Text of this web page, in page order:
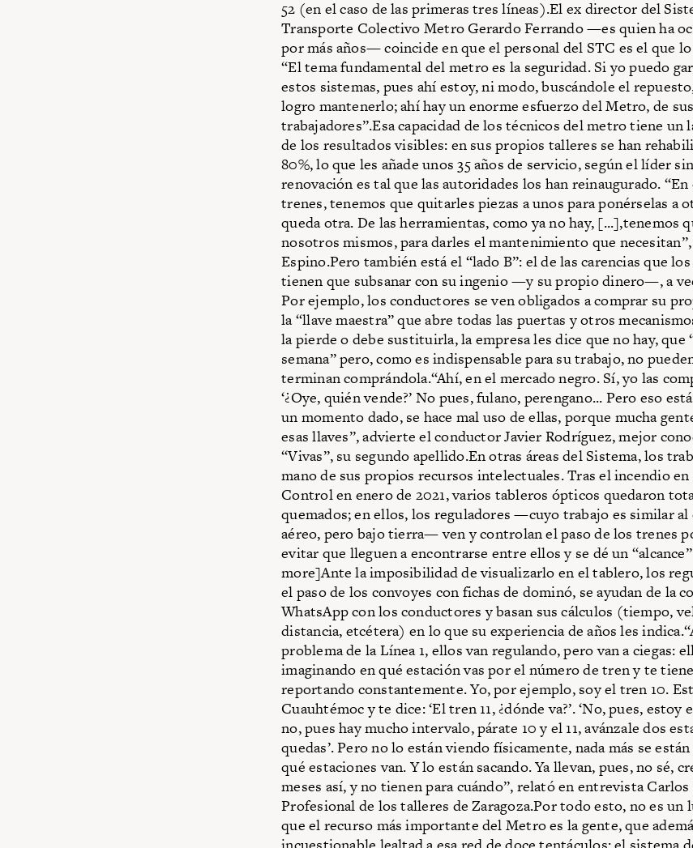
52 (en el caso de las primeras tres líneas).El ex director del
Transporte Colectivo Metro Gerardo Ferrando —es quien ha
por más años— coincide en que el personal del STC es el que
“El tema fundamental del metro es la seguridad. Si yo puedo
estos sistemas, pues ahí estoy, ni modo, buscándole el
logro mantenerlo; ahí hay un enorme esfuerzo del Metro, de sus
trabajadores”.Esa capacidad de los técnicos del metro tiene un
de los resultados visibles: en sus propios talleres se han
80%, lo que les añade unos 35 años de servicio, según el líder
renovación es tal que las autoridades los han reinaugurado. “En
trenes, tenemos que quitarles piezas a unos para ponérselas a
queda otra. De las herramientas, como ya no hay, [...],tenemos
nosotros mismos, para darles el mantenimiento que
Espino.Pero también está el “lado B”: el de las carencias que
tienen que subsanar con su ingenio —y su propio dinero—, a
Por ejemplo, los conductores se ven obligados a comprar su
la “llave maestra” que abre todas las puertas y otros
la pierde o debe sustituirla, la empresa les dice que no hay, que
semana” pero, como es indispensable para su trabajo, no
terminan comprándola.“Ahí, en el mercado negro. Sí, yo las
‘¿Oye, quién vende?’ No pues, fulano, perengano... Pero eso
un momento dado, se hace mal uso de ellas, porque mucha
esas llaves”, advierte el conductor Javier Rodríguez, mejor
“Vivas”, su segundo apellido.En otras áreas del Sistema, los
mano de sus propios recursos intelectuales. Tras el incendio
Control en enero de 2021, varios tableros ópticos quedaron
quemados; en ellos, los reguladores —cuyo trabajo es similar
aéreo, pero bajo tierra— ven y controlan el paso de los trenes
evitar que lleguen a encontrarse entre ellos y se dé un
more]Ante la imposibilidad de visualizarlo en el tablero, los
el paso de los convoyes con fichas de dominó, se ayudan de la
WhatsApp con los conductores y basan sus cálculos (tiempo,
distancia, etcétera) en lo que su experiencia de años les
problema de la Línea 1, ellos van regulando, pero van a ciegas:
imaginando en qué estación vas por el número de tren y te
reportando constantemente. Yo, por ejemplo, soy el tren 10.
Cuauhtémoc y te dice: ‘El tren 11, ¿dónde va?’. ‘No, pues, estoy
no, pues hay mucho intervalo, párate 10 y el 11, avánzale dos
quedas’. Pero no lo están viendo físicamente, nada más se
qué estaciones van. Y lo están sacando. Ya llevan, pues, no sé,
meses así, y no tienen para cuándo”, relató en entrevista Carlos
Profesional de los talleres de Zaragoza.Por todo esto, no es un
que el recurso más importante del Metro es la gente, que